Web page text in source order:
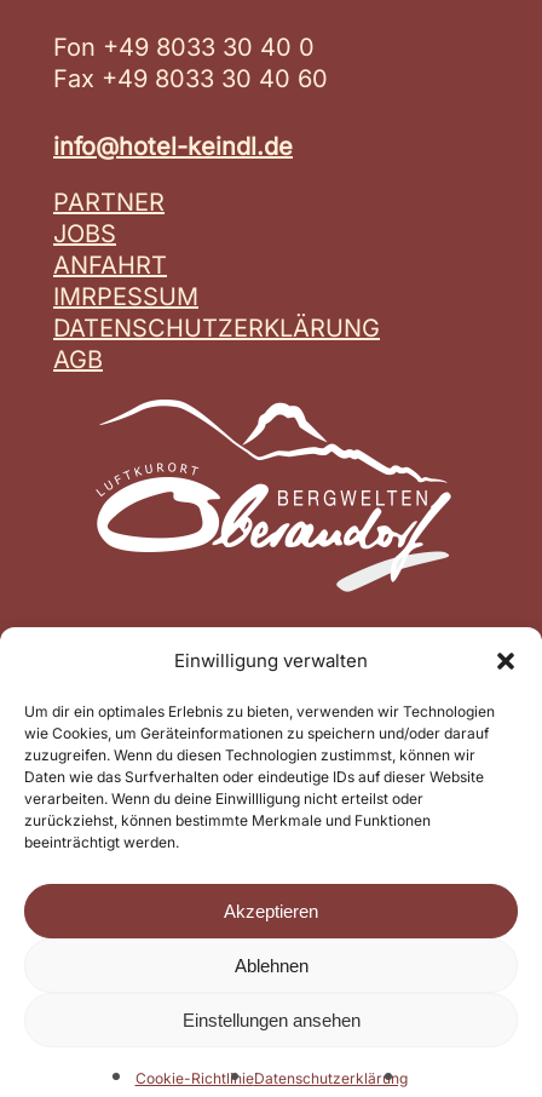
Einwilligung verwalten
Um dir ein optimales Erlebnis zu bieten, verwenden wir Technologien
wie Cookies, um Geräteinformationen zu speichern und/oder darauf
zuzugreifen. Wenn du diesen Technologien zustimmst, können wir
Daten wie das Surfverhalten oder eindeutige IDs auf dieser Website
verarbeiten. Wenn du deine Einwillligung nicht erteilst oder
zurückziehst, können bestimmte Merkmale und Funktionen
beeinträchtigt werden.
Akzeptieren
Ablehnen
Einstellungen ansehen
Cookie-RichtlinieDatenschutzerklärung
Fon +49 8033 30 40 0
Fax +49 8033 30 40 60
info@hotel-keindl.de
PARTNER
JOBS
ANFAHRT
IMRPESSUM
DATENSCHUTZERKLÄRUNG
AGB